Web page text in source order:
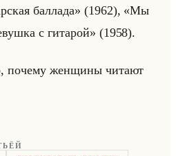
баллада» (1962), «Мы
с гитарой» (1958).
по­че­му жен­щи­ны чи­та­ют